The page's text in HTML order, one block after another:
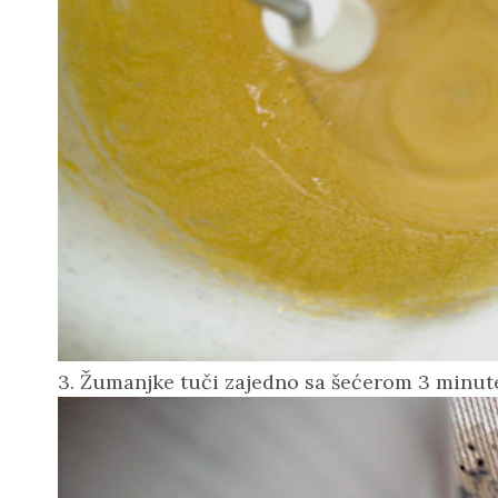
3. Žumanjke tuči zajedno sa šećerom 3